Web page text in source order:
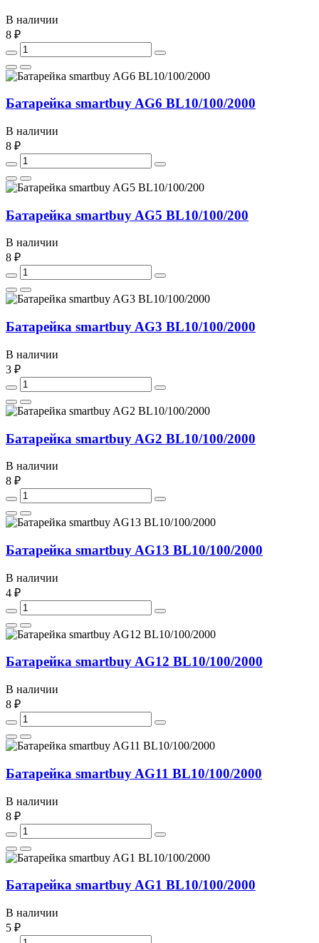
В наличии
8 ₽
Батарейка smartbuy AG6 BL10/100/2000
В наличии
8 ₽
Батарейка smartbuy AG5 BL10/100/200
В наличии
8 ₽
Батарейка smartbuy AG3 BL10/100/2000
В наличии
3 ₽
Батарейка smartbuy AG2 BL10/100/2000
В наличии
8 ₽
Батарейка smartbuy AG13 BL10/100/2000
В наличии
4 ₽
Батарейка smartbuy AG12 BL10/100/2000
В наличии
8 ₽
Батарейка smartbuy AG11 BL10/100/2000
В наличии
8 ₽
Батарейка smartbuy AG1 BL10/100/2000
В наличии
5 ₽